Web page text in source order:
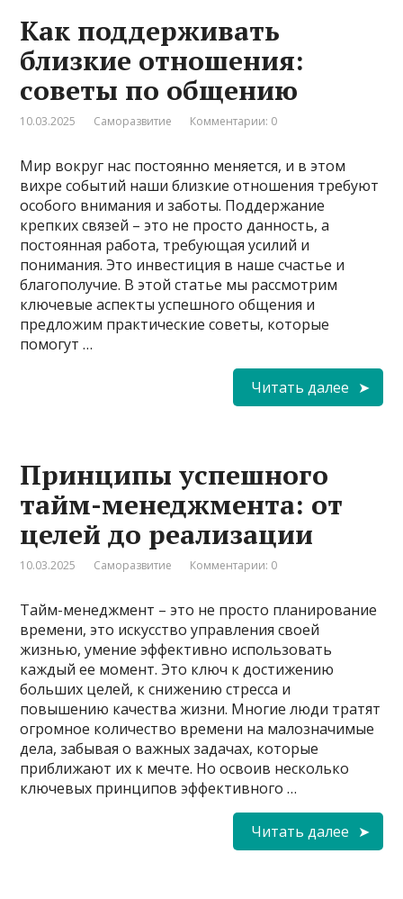
Как поддерживать
близкие отношения:
советы по общению
10.03.2025 Саморазвитие Комментарии: 0
Мир вокруг нас постоянно меняется, и в этом
вихре событий наши близкие отношения требуют
особого внимания и заботы. Поддержание
крепких связей – это не просто данность, а
постоянная работа, требующая усилий и
понимания. Это инвестиция в наше счастье и
благополучие. В этой статье мы рассмотрим
ключевые аспекты успешного общения и
предложим практические советы, которые
помогут …
Читать далее
Принципы успешного
тайм-менеджмента: от
целей до реализации
10.03.2025 Саморазвитие Комментарии: 0
Тайм-менеджмент – это не просто планирование
времени, это искусство управления своей
жизнью, умение эффективно использовать
каждый ее момент. Это ключ к достижению
больших целей, к снижению стресса и
повышению качества жизни. Многие люди тратят
огромное количество времени на малозначимые
дела, забывая о важных задачах, которые
приближают их к мечте. Но освоив несколько
ключевых принципов эффективного …
Читать далее